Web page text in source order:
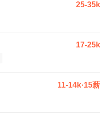
25-35k
17-25k
11-14k·15薪